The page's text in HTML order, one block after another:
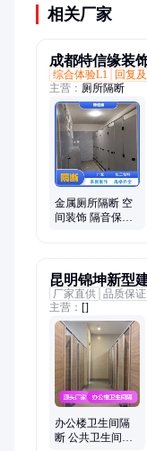
相关厂家
成都特信缘装
综合体验L1
回复
主营： 厕所隔断
金属厕所隔断 空
间装饰 隔音保温
昆明锦坤新型
厂家直供 品质保证
主营： []
办公楼卫生间隔
断 公共卫生间专